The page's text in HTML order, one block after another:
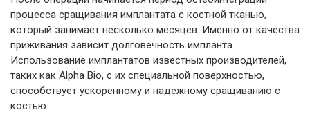
процесса сращивания имплантата с костной тканью,
который занимает несколько месяцев. Именно от качества
приживания зависит долговечность импланта.
Использование имплантатов известных производителей,
таких как Alpha Bio, с их специальной поверхностью,
способствует ускоренному и надежному сращиванию с
костью.